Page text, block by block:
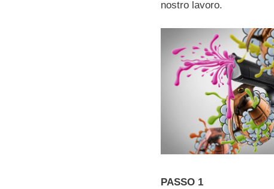
nostro lavoro.
PASSO 1